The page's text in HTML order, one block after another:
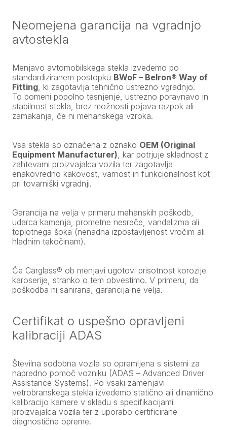
Neomejena garancija na vgradnjo
avtostekla
Menjavo avtomobilskega stekla izvedemo po
standardiziranem postopku BWoF – Belron® Way of
Fitting, ki zagotavlja tehnično ustrezno vgradnjo.
To pomeni popolno tesnjenje, ustrezno poravnavo in
stabilnost stekla, brez možnosti pojava razpok ali
zamakanja, če ni mehanskega vzroka.
Vsa stekla so označena z oznako OEM (Original
Equipment Manufacturer), kar potrjuje skladnost z
zahtevami proizvajalca vozila ter zagotavlja
enakovredno kakovost, varnost in funkcionalnost kot
pri tovarniški vgradnji.
Garancija ne velja v primeru mehanskih poškodb,
udarca kamenja, prometne nesreče, vandalizma ali
toplotnega šoka (nenadna izpostavljenost vročim ali
hladnim tekočinam).
Če Carglass® ob menjavi ugotovi prisotnost korozije
karoserije, stranko o tem obvestimo. V primeru, da
poškodba ni sanirana, garancija ne velja.
Certifikat o uspešno opravljeni
kalibraciji ADAS
Številna sodobna vozila so opremljena s sistemi za
napredno pomoč vozniku (ADAS – Advanced Driver
Assistance Systems). Po vsaki zamenjavi
vetrobranskega stekla izvedemo statično ali dinamično
kalibracijo kamere v skladu s specifikacijami
proizvajalca vozila ter z uporabo certificirane
diagnostične opreme.